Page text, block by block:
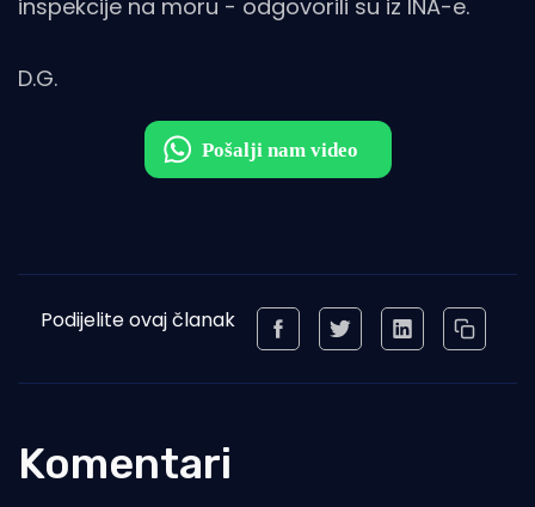
inspekcije na moru - odgovorili su iz INA-e.
D.G.
Podijelite ovaj članak
Komentari